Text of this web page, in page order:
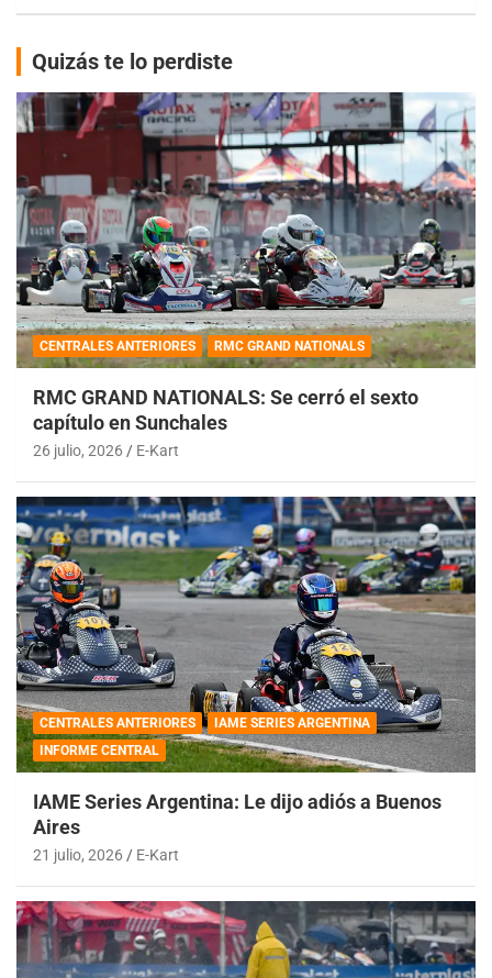
Quizás te lo perdiste
CENTRALES ANTERIORES RMC GRAND NATIONALS
RMC GRAND NATIONALS: Se cerró el sexto
capítulo en Sunchales
26 julio, 2026 E-Kart
CENTRALES ANTERIORES
IAME SERIES ARGENTINA
INFORME CENTRAL
IAME Series Argentina: Le dijo adiós a Buenos
Aires
21 julio, 2026 E-Kart